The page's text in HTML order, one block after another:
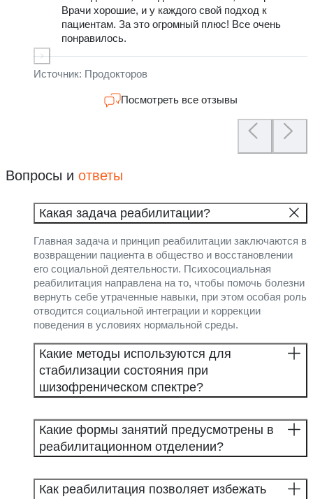
Врачи хорошие, и у каждого свой подход к
пациентам. За это огромный плюс! Все очень
понравилось.
Источник: Продокторов
Посмотреть все отзывы
Вопросы и ответы
Какая задача реабилитации?
Главная задача и принцип реабилитации заключаются в
возвращении пациента в общество и восстановлении
его социальной деятельности. Психосоциальная
реабилитация направлена на то, чтобы помочь болезни
вернуть себе утраченные навыки, при этом особая роль
отводится социальной интеграции и коррекции
поведения в условиях нормальной среды.
Какие методы используются для
стабилизации состояния при
шизофреническом спектре?
Какие формы занятий предусмотрены в
реабилитационном отделении?
Как реабилитация позволяет избежать